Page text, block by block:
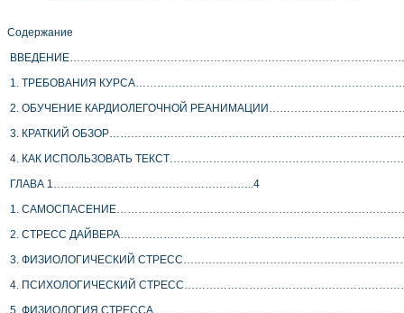
Cодержание
1. ТРЕБОВАНИЯ
2. ОБУЧЕНИЕ КАРДИОЛЕГОЧНОЙ
3. КРАТКИЙ
4. КАК ИСПОЛЬЗОВАТЬ
ГЛАВА 1………………………………………………..4
1.
2. СТРЕСС
3. ФИЗИОЛОГИЧЕСКИЙ
4. ПСИХОЛОГИЧЕСКИЙ
5. ФИЗИОЛОГИЯ